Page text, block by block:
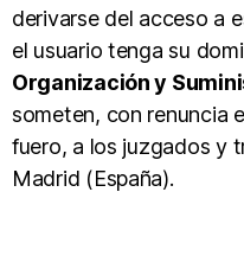
derivarse del acceso a
el usuario tenga su
Organización y
someten, con renuncia
fuero, a los juzgados y
Madrid (España).